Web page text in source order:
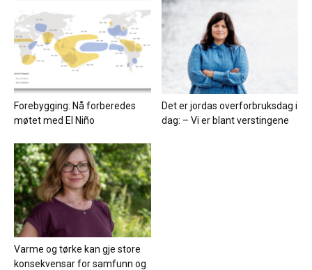
Forebygging: Nå forberedes
møtet med El Niño
Det er jordas overforbruksdag i
dag: – Vi er blant verstingene
Varme og tørke kan gje store
konsekvensar for samfunn og